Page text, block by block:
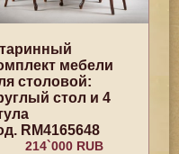
мебели
столовой:
стол и 4
RM4165648
214`000 RUB